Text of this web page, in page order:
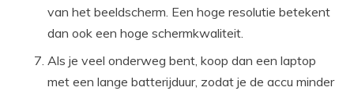
van het beeldscherm. Een hoge resolutie betekent
dan ook een hoge schermkwaliteit.
Als je veel onderweg bent, koop dan een laptop
met een lange batterijduur, zodat je de accu minder